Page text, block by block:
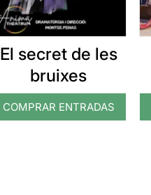
El secret de les
bruixes
COMPRAR ENTRADAS